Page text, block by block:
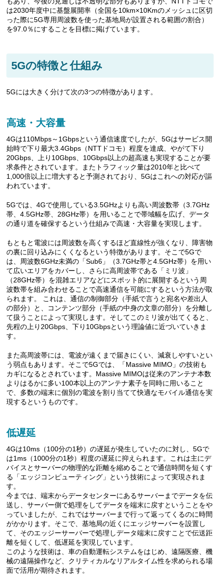
は2030年度中に基盤展開率（全国を10km×10Kmのメッシュに区切
った際に5G専用周波数を使った基地局が設置される範囲の割合）
を97.0％にすることを目標に掲げています。
5Gの特徴と仕組み
5Gには大きく分けて次の3つの特徴があります。
高速・大容量
4Gは110Mbps～1Gbpsという通信速度でしたが、5Gはサービス開
始時で下り最大3.4Gbps（NTTドコモ）程度を達成、やがて下り
20Gbps、上り10Gbps、10Gbps以上の超高速も実現することが要
求条件とされています。またトラフィック量は2010年と比べて
1,000倍以上に増大すると予測されており、5Gはこれへの対応が謳
われています。
5Gでは、4Gで使用している3.5GHzよりも高い周波数帯（3.7GHz
帯、4.5GHz帯、28GHz帯）を用いることで帯域幅を広げ、データ
の通り道を確保するという仕組みで高速・大容量を実現します。
もともと電波には周波数を高くするほど直線性が強くなり、障害物
の裏に回り込みにくくなるという特徴があります。そこで5Gで
は、周波数6GHz未満の「Sub6」（3.7GHz帯と4.5GHz帯）を用い
て広いエリアをカバーし、さらに高周波帯である「ミリ波」
（28GHz帯）を混雑エリアなどにスポット的に展開するという周
波数帯を組み合わせることで高速通信を可能にするという方法が取
られます。 これは、通信の制御部分（手紙で言うと宛名や差出人
の部分）と、コンテンツ部分（手紙の中身の文章の部分）を分離し
て扱うことによって実現します。そしてこのミリ波が出てくると、
先程の上り20Gbps、下り10Gbpsという理論値に近づいていきま
す。
また高周波帯には、電波が遠くまで届きにくい、減衰しやすいとい
う弱点もあります。そこで5Gでは、「Massive MIMO」の技術も
カギになるとされています。Massive MIMOは従来のアンテナ本数
よりはるかに多い100本以上のアンテナ素子を同時に用いること
で、多数の端末に個別の電波を割り当てて快適なモバイル通信を実
現するというものです。
低遅延
4Gは10ms（100分の1秒）の遅延が発生していたのに対し、5Gで
は1ms（1000分の1秒）程度の遅延に抑えられます。これは主にデ
バイスとサーバーの物理的な距離を縮めることで通信時間を短くす
る「エッジコンピューティング」という技術によって実現されま
す。
今までは、端末からデータセンターにあるサーバーまでデータを伝
送し、サーバー側で処理をしてデータを端末に戻すということをや
っていましたが、これではサーバーまで行って返ってくるのに時間
がかかります。そこで、基地局の近くにエッジサーバーを設置し
て、そのエッジーサーバーで処理しデータ端末に戻すことで伝送距
離を短くして、低遅延を実現しています。
このような技術は、車の自動運転システムをはじめ、遠隔医療、機
械の遠隔操作など、クリティカルなリアルタイム性を求められる場
面で活用が期待されます。